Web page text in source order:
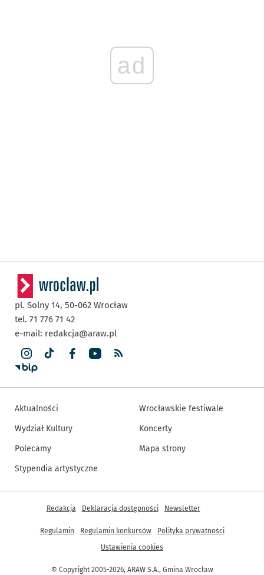
ad
pl. Solny 14, 50-062 Wrocław
tel. 71 776 71 42
e-mail: redakcja@araw.pl
Aktualności
Wydział Kultury
Polecamy
Stypendia artystyczne
Wrocławskie festiwale
Koncerty
Mapa strony
© Copyright 2005-2026, ARAW S.A., Gmina Wrocław
Inne informacje
Redakcja Deklaracja dostępności Newsletter
Regulamin Regulamin konkursów
Polityka prywatności
Ustawienia cookies